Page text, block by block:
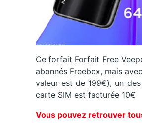
Ce forfait Forfait Free
abonnés Freebox, mais
valeur est de 199€), un
carte SIM est facturée 10€
Vous pouvez retrouver